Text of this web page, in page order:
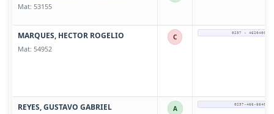
Mat: 53155
MARQUES, HECTOR ROGELIO
Mat: 54952
C 0237 - 4620400 /
REYES, GUSTAVO GABRIEL A 0237-466-6648 -